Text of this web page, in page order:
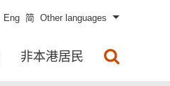
Eng 简 Other languages
非本港居民